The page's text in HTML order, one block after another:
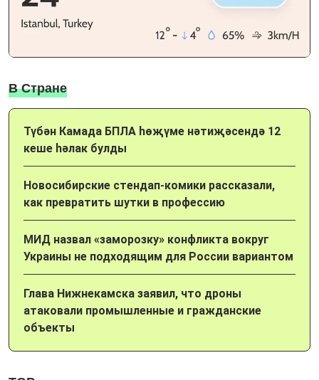
В Стране
Түбән Камада БПЛА һөҗүме нәтиҗәсендә 12
кеше һәлак булды
Новосибирские стендап-комики рассказали,
как превратить шутки в профессию
МИД назвал «заморозку» конфликта вокруг
Украины не подходящим для России вариантом
Глава Нижнекамска заявил, что дроны
атаковали промышленные и гражданские
объекты